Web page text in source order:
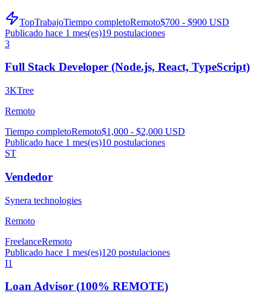
TopTrabajoTiempo completoRemoto$700 - $900 USD
Publicado hace 1 mes(es)19 postulaciones
3
Full Stack Developer (Node.js, React, TypeScript)
3KTree
Remoto
Tiempo completoRemoto$1,000 - $2,000 USD
Publicado hace 1 mes(es)10 postulaciones
ST
Vendedor
Synera technologies
Remoto
FreelanceRemoto
Publicado hace 1 mes(es)120 postulaciones
I1
Loan Advisor (100% REMOTE)